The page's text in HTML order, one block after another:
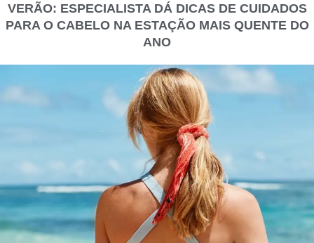
VERÃO: ESPECIALISTA DÁ DICAS DE CUIDADOS
PARA O CABELO NA ESTAÇÃO MAIS QUENTE DO
ANO